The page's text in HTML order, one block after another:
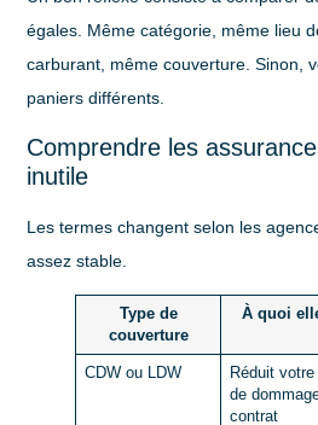
égales. Même catégorie, même lieu
carburant, même couverture. Sinon,
paniers différents.
Comprendre les
inutile
Les termes changent selon les
assez stable.
Type de
couverture
À quoi
CDW ou LDW
Réduit
de
contrat